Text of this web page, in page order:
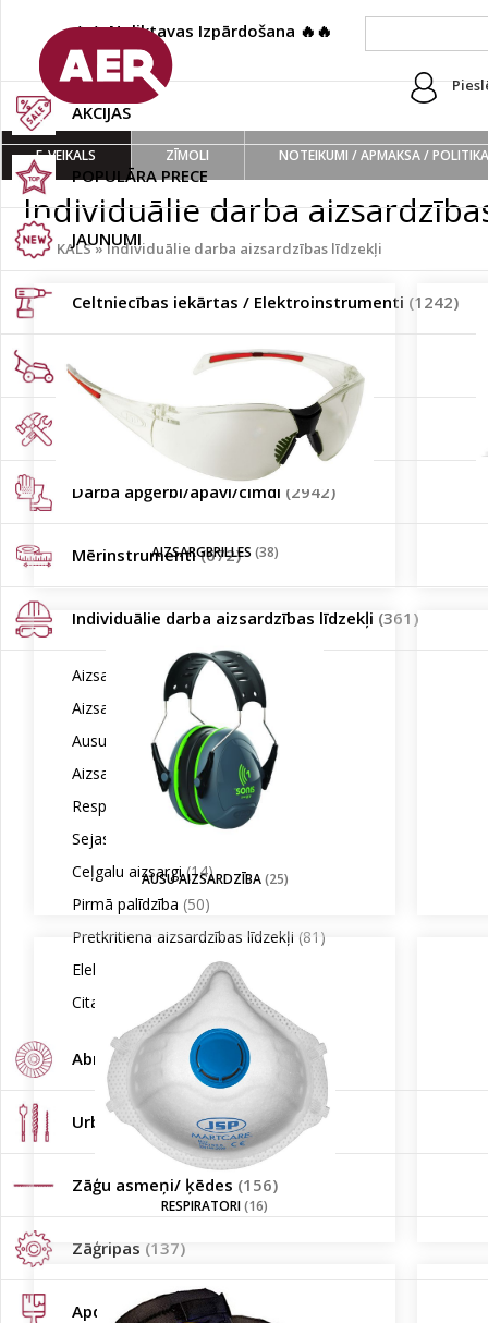
🔥🔥 Noliktavas Izpārdošana 🔥🔥
(222)
AKCIJAS
POPULĀRA PRECE
JAUNUMI
Celtniecības iekārtas / Elektroinstrumenti (1242)
Dārza tehnika (117)
Rokas instrumenti
Darba apģērbi/apavi/cimdi (2942)
Mērinstrumenti(672)
Individuālie darba aizsardzības līdzekļi (361)
Aizsargbrilles(38)
Aizsargķiveres
(79)
Ausu aizsardzība(25)
Aizsargmaskas (21)
Respiratori
(16)
Sejas maskas un filtri
Ceļgalu aizsargi(14)
Pirmā palīdzība (50)
Pretkritiena aizsardzības līdzekļi (81)
Elektriski darbināmas maskas
Cita veida aizsardzība
(1)
Abrazīvi (1357)
Urbji/Frēzes/Kalti/Uzgaļi(2624)
Zāģu asmeņi/ ķēdes (156)
Zāģripas (137)
Apdares instrumenti(803)
E-VEIKALS ZĪMOLI NOTEIKUMI / APMAKSA / POLITIKA
Individuālie darba
E-VEIKALS»Individuālie darba aizsardzības līdzekļi
AIZSARGBRILLES (38)
AUSU AIZSARDZĪBA(25)
RESPIRATORI(16)